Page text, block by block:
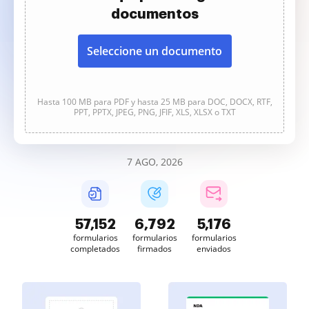
documentos
Seleccione un documento
Hasta 100 MB para PDF y hasta 25 MB para DOC, DOCX, RTF,
PPT, PPTX, JPEG, PNG, JFIF, XLS, XLSX o TXT
7 AGO, 2026
57,152
formularios
completados
6,792
formularios
firmados
5,176
formularios
enviados